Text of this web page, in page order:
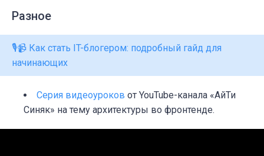
Разное
🎙️📹 Как стать IT-блогером: подробный гайд для
начинающих
Серия видеоуроков от YouTube-канала «АйТи
Синяк» на тему архитектуры во фронтенде.